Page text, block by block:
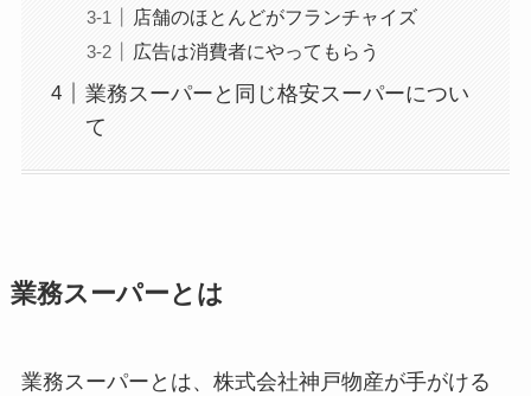
店舗のほとんどがフランチャイズ
広告は消費者にやってもらう
業務スーパーと同じ格安スーパーについ
て
業務スーパーとは
業務スーパーとは、株式会社神戸物産が手がける